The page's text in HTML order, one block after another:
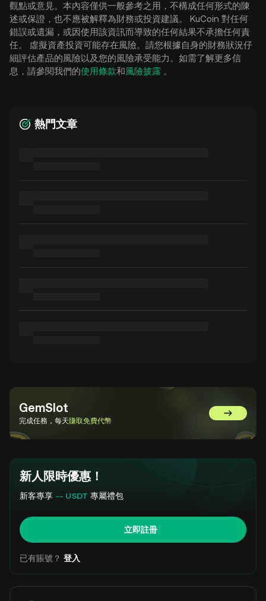
觀點或意見。本內容僅供一般參考之用，不構成任何形式的陳
述或保證，也不應被解釋為財務或投資建議。 KuCoin 對任何
錯誤或遺漏，或因使用該資訊而導致的任何結果不承擔任何責
任。 虛擬資產投資可能存在風險。請您根據自身的財務狀況仔
細評估產品的風險以及您的風險承受能力。如需了解更多信
息，請參閱我們的使用條款和風險披露 。
熱門文章
GemSlot
完成任務，每天賺取免費代幣 前往
新人限時優惠！
新客專享 -- USDT 專屬禮包
立即註冊
已有賬號？ 登入